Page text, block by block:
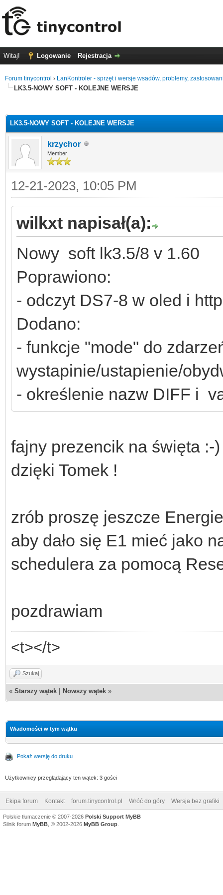
Witaj! Logowanie Rejestracja
Forum tinycontrol › LanKontroler - sprzęt i wersje wsadów, problemy,
LK3.5-NOWY SOFT - KOLEJNE WERSJE
LK3.5-NOWY SOFT - KOLEJNE WERSJE
krzychor
Member
12-21-2023, 10:05 PM
wilkxt napisał(a):
Nowy soft lk3.5/8 v 1.60
Poprawiono:
- odczyt DS7-8 w oled i
Dodano:
- funkcje "mode" do
wystapinie/ustapienie/
- określenie nazw DIFF i
fajny prezencik na święta :-)
dzięki Tomek !
zrób proszę jeszcze
aby dało się E1 mieć jako
schedulera za pomocą
pozdrawiam
<t></t>
Szukaj
« Starszy wątek Nowszy wątek »
Wiadomości w tym wątku
Pokaż wersję do druku
Użytkownicy przeglądający ten wątek: 3 gości
Ekipa forum Kontakt forum.tinycontrol.pl Wróć do góry Wersja bez grafiki
Polskie tłumaczenie © 2007-2026 Polski Support MyBB
Silnik forum MyBB , © 2002-2026 MyBB Group